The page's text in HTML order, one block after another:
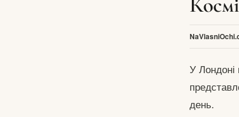
У Лондоні
день.